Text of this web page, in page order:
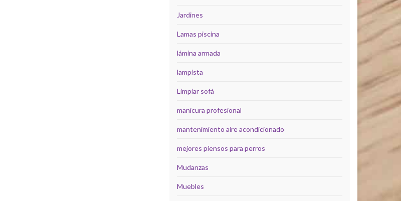
Jardines
Lamas piscina
lámina armada
lampista
Limpiar sofá
manicura profesional
mantenimiento aire acondicionado
mejores piensos para perros
Mudanzas
Muebles